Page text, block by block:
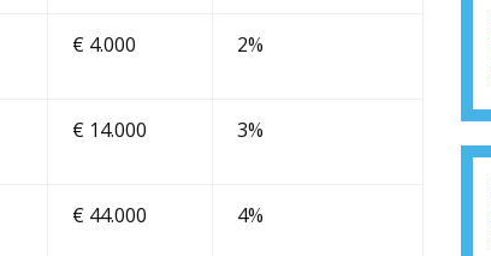
€ 4.000 2%
€ 14.000 3%
€ 44.000 4%